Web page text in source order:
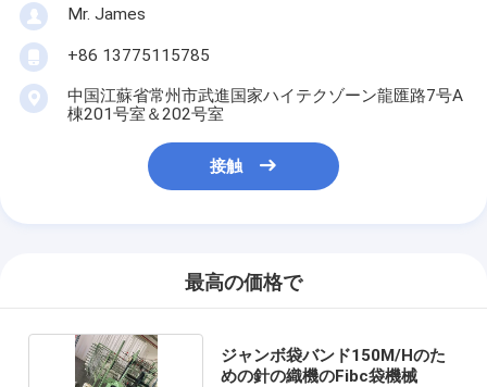
Mr. James
+86 13775115785
中国江蘇省常州市武進国家ハイテクゾーン龍匯路7号A
棟201号室＆202号室
接触
最高の価格で
ジャンボ袋バンド150M/Hのた
めの針の織機のFibc袋機械